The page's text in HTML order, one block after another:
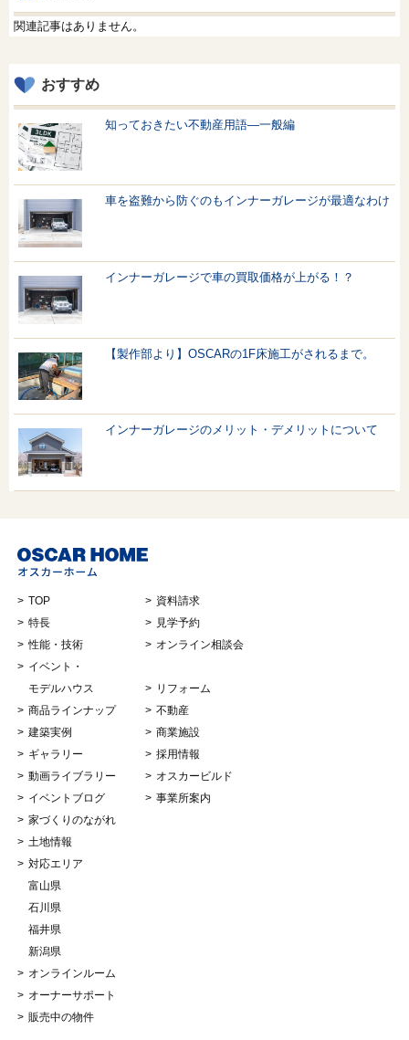
関連記事はありません。
おすすめ
知っておきたい不動産用語—一般編
車を盗難から防ぐのもインナーガレージが最適なわけ
インナーガレージで車の買取価格が上がる！？
【製作部より】OSCARの1F床施工がされるまで。
インナーガレージのメリット・デメリットについて
TOP
特長
性能・技術
イベント・
モデルハウス
商品ラインナップ
建築実例
ギャラリー
動画ライブラリー
イベントブログ
家づくりのながれ
土地情報
対応エリア
富山県
石川県
福井県
新潟県
オンラインルーム
オーナーサポート
販売中の物件
資料請求
見学予約
オンライン相談会
リフォーム
不動産
商業施設
採用情報
オスカービルド
事業所案内